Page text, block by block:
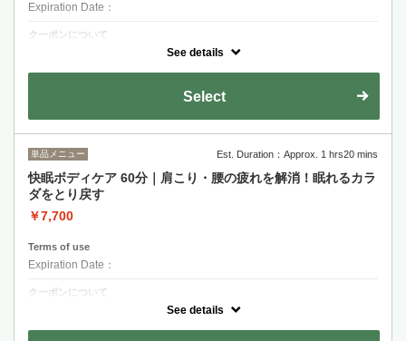
Expiration Date：
クーポンについて
頭の滞りをすっきり、脳リセットしませんか？お着替え不要です♪
See details
Select
単品メニュー Est. Duration：Approx. 1 hrs20 mins
快眠ボディケア 60分｜肩こり・腰の疲れを解消！眠れるカラ
ダをとり戻す
￥7,700
Terms of use
Expiration Date：
クーポンについて
筋肉を緩めるボディケア（もみほぐし）60分！頭から足先まで！
See details